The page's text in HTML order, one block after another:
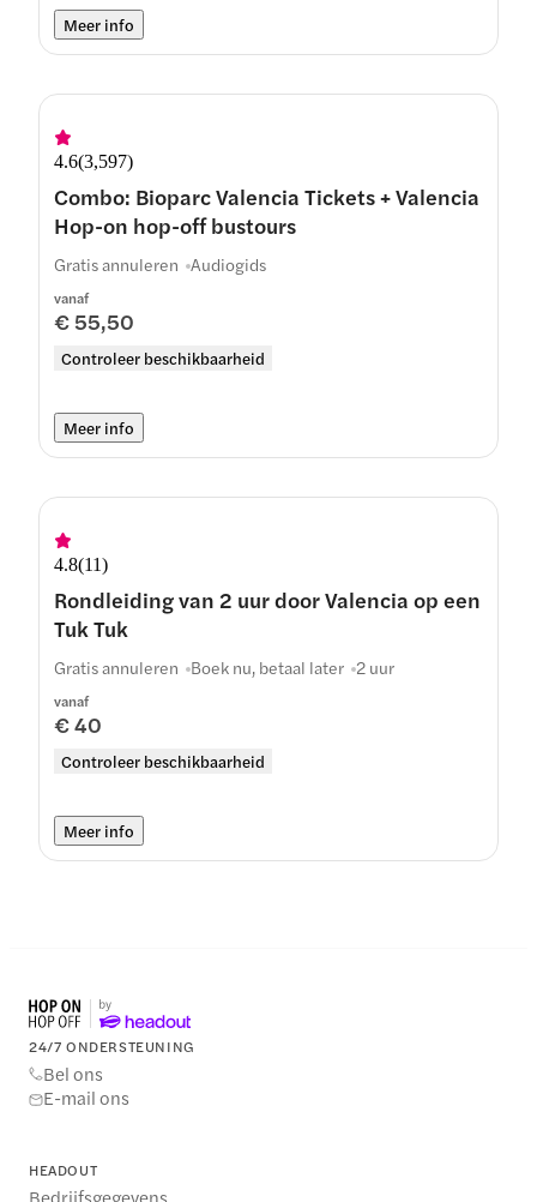
Meer info
4.6(3,597)
Combo: Bioparc Valencia Tickets + Valencia
Hop-on hop-off bustours
vanaf
€ 55,50
Controleer beschikbaarheid
Gratis annuleren Audiogids
Meer info
4.8(11)
Rondleiding van 2 uur door Valencia op een
Tuk Tuk
vanaf
€ 40
Controleer beschikbaarheid
Gratis annuleren Boek nu, betaal later 2 uur
Meer info
24/7 ONDERSTEUNING
Bel ons
E-mail ons
HEADOUT